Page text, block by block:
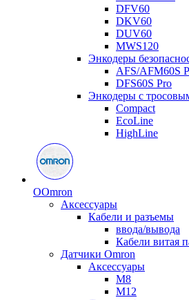
DFV60
DKV60
DUV60
MWS120
Энкодеры
AFS/AFM60S
DFS60S Pro
Энкодеры с
Compact
EcoLine
HighLine
OOmron
Аксессуары
Кабели и разъемы
ввода/вывода
Кабели витая
Датчики Omron
Аксессуары
M8
M12